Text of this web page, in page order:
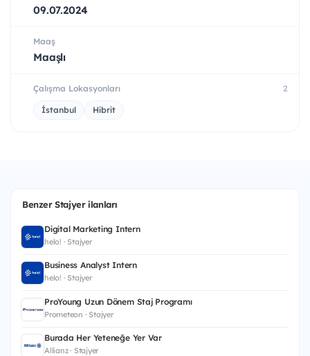
09.07.2024
Maaş
Maaşlı
Çalışma Lokasyonları 2
İstanbul Hibrit
Benzer Stajyer ilanları
Digital Marketing Intern
helo! · Stajyer
Business Analyst Intern
helo! · Stajyer
ProYoung Uzun Dönem Staj Programı
Prometeon · Stajyer
Burada Her Yeteneğe Yer Var
Allianz · Stajyer